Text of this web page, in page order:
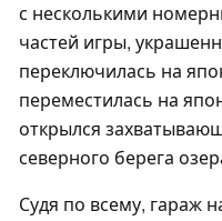
с несколькими
частей игры,
переключилась на
переместилась на
открылся
северного берега
Судя по всему, гараж